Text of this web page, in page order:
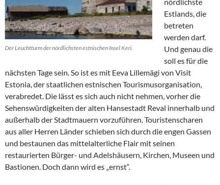
Der Leuchtturm der nördlichsten estnischen Insel Keri.
Estlands, die
betreten
werden darf.
Und genau die
soll es für die
nächsten Tage sein. So ist es mit Eeva Lillemägi von Visit
Estonia, der staatlichen estnischen Tourismusorganisation,
verabredet. Die lässt es sich auch nicht nehmen, vorher die
Sehenswürdigkeiten der alten Hansestadt Reval innerhalb und
außerhalb der Stadtmauern vorzuführen. Touristenscharen
aus aller Herren Länder schieben sich durch die engen Gassen
und bestaunen das mittelalterliche Flair mit seinen
restaurierten Bürger- und Adelshäusern, Kirchen, Museen und
Bastionen. Doch dann wird es „ernst“.